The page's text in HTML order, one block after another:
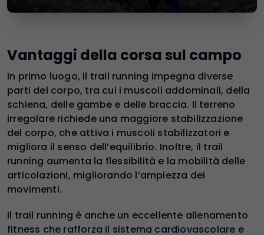
Vantaggi della corsa sul campo
In primo luogo, il trail running impegna diverse
parti del corpo, tra cui i muscoli addominali, della
schiena, delle gambe e delle braccia. Il terreno
irregolare richiede una maggiore stabilizzazione
del corpo, che attiva i muscoli stabilizzatori e
migliora il senso dell’equilibrio. Inoltre, il trail
running aumenta la flessibilità e la mobilità delle
articolazioni, migliorando l’ampiezza dei
movimenti.
Il trail running è anche un eccellente allenamento
fitness che rafforza il sistema cardiovascolare e